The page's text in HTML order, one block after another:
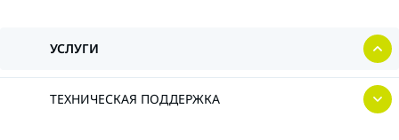
УСЛУГИ
ТЕХНИЧЕСКАЯ ПОДДЕРЖКА